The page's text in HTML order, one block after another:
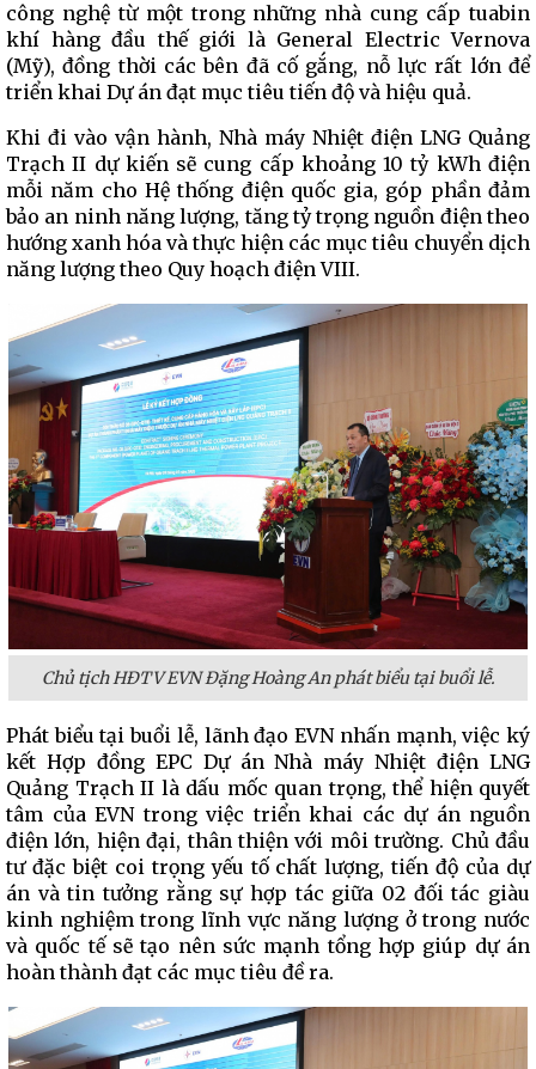
công nghệ từ một trong những nhà cung cấp tuabin
khí hàng đầu thế giới là General Electric Vernova
(Mỹ), đồng thời các bên đã cố gắng, nỗ lực rất lớn để
triển khai Dự án đạt mục tiêu tiến độ và hiệu quả.
Khi đi vào vận hành, Nhà máy Nhiệt điện LNG Quảng
Trạch II dự kiến sẽ cung cấp khoảng 10 tỷ kWh điện
mỗi năm cho Hệ thống điện quốc gia, góp phần đảm
bảo an ninh năng lượng, tăng tỷ trọng nguồn điện theo
hướng xanh hóa và thực hiện các mục tiêu chuyển dịch
năng lượng theo Quy hoạch điện VIII.
Chủ tịch HĐTV EVN Đặng Hoàng An phát biểu tại buổi lễ.
Phát biểu tại buổi lễ, lãnh đạo EVN nhấn mạnh, việc ký
kết Hợp đồng EPC Dự án Nhà máy Nhiệt điện LNG
Quảng Trạch II là dấu mốc quan trọng, thể hiện quyết
tâm của EVN trong việc triển khai các dự án nguồn
điện lớn, hiện đại, thân thiện với môi trường. Chủ đầu
tư đặc biệt coi trọng yếu tố chất lượng, tiến độ của dự
án và tin tưởng rằng sự hợp tác giữa 02 đối tác giàu
kinh nghiệm trong lĩnh vực năng lượng ở trong nước
và quốc tế sẽ tạo nên sức mạnh tổng hợp giúp dự án
hoàn thành đạt các mục tiêu đề ra.